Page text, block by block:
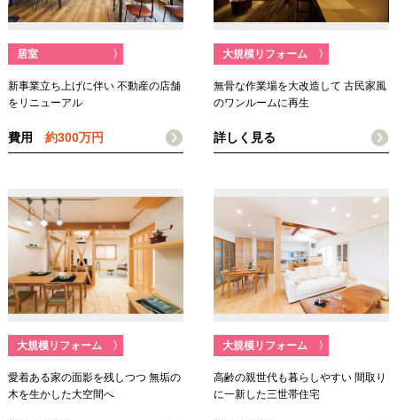
居室 〉
新事業立ち上げに伴い 不動産の店舗
をリニューアル
費用 約300万円
大規模リフォーム 〉
無骨な作業場を大改造して 古民家風
のワンルームに再生
詳しく見る
大規模リフォーム 〉
愛着ある家の面影を残しつつ 無垢の
木を生かした大空間へ
大規模リフォーム 〉
高齢の親世代も暮らしやすい 間取り
に一新した三世帯住宅